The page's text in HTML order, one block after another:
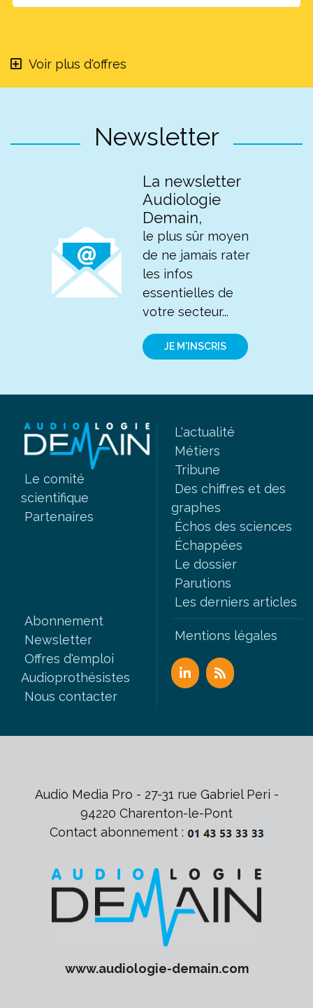
Voir plus d'offres
Newsletter
La newsletter
Audiologie
Demain,
le plus sûr moyen
de ne jamais rater
les infos
essentielles de
votre secteur...
JE M'INSCRIS
Le comité
scientifique
Partenaires
L'actualité
Métiers
Tribune
Des chiffres et des
graphes
Échos des sciences
Échappées
Le dossier
Parutions
Les derniers articles
Abonnement
Newsletter
Offres d'emploi
Audioprothésistes
Nous contacter
Mentions légales
Audio Media Pro - 27-31 rue Gabriel Peri -
94220 Charenton-le-Pont
Contact abonnement :
www.audiologie-demain.com